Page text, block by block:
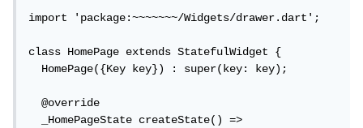
import 'package:~~~~~~~/Widgets/drawer.dart';
class HomePage extends StatefulWidget {
  HomePage({Key key}) : super(key: key);
  @override